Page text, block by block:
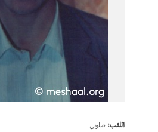
اللقب:صلوبي